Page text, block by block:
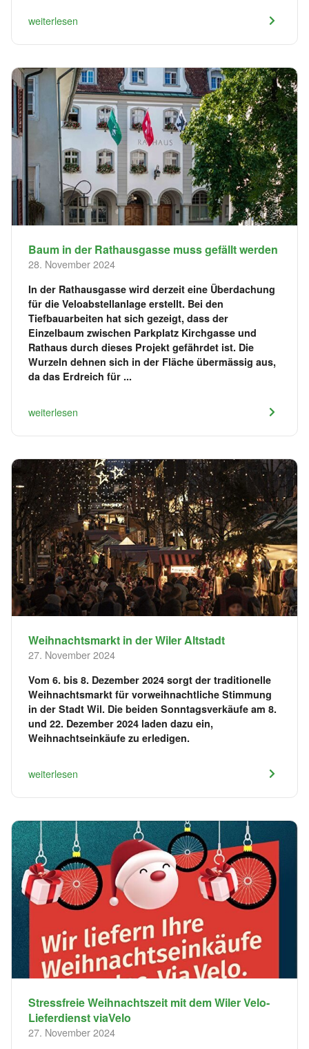
weiterlesen
Baum in der Rathausgasse muss gefällt werden
28. November 2024
In der Rathausgasse wird derzeit eine Überdachung
für die Veloabstellanlage erstellt. Bei den
Tiefbauarbeiten hat sich gezeigt, dass der
Einzelbaum zwischen Parkplatz Kirchgasse und
Rathaus durch dieses Projekt gefährdet ist. Die
Wurzeln dehnen sich in der Fläche übermässig aus,
da das Erdreich für ...
weiterlesen
Weihnachtsmarkt in der Wiler Altstadt
27. November 2024
Vom 6. bis 8. Dezember 2024 sorgt der traditionelle
Weihnachtsmarkt für vorweihnachtliche Stimmung
in der Stadt Wil. Die beiden Sonntagsverkäufe am 8.
und 22. Dezember 2024 laden dazu ein,
Weihnachtseinkäufe zu erledigen.
weiterlesen
Stressfreie Weihnachtszeit mit dem Wiler Velo-
Lieferdienst viaVelo
27. November 2024